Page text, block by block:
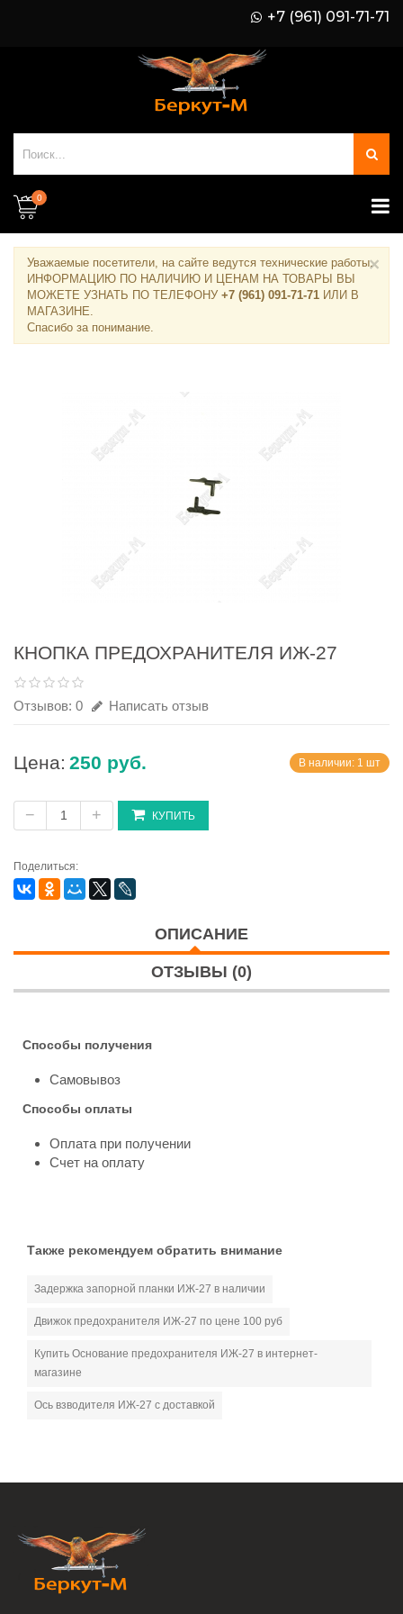
+7 (961) 091-71-71
0
Уважаемые посетители, на сайте ведутся технические работы.
ИНФОРМАЦИЮ ПО НАЛИЧИЮ И ЦЕНАМ НА ТОВАРЫ ВЫ
МОЖЕТЕ УЗНАТЬ ПО ТЕЛЕФОНУ +7 (961) 091-71-71 ИЛИ В
МАГАЗИНЕ.
Спасибо за понимание.
×
КНОПКА ПРЕДОХРАНИТЕЛЯ ИЖ-27
Отзывов: 0 Написать отзыв
Цена: 250 руб. В наличии: 1 шт
− + КУПИТЬ
Поделиться:
ОПИСАНИЕ
ОТЗЫВЫ (0)
Способы получения
Самовывоз
Способы оплаты
Оплата при получении
Счет на оплату
Также рекомендуем обратить внимание
Задержка запорной планки ИЖ-27 в наличии
Движок предохранителя ИЖ-27 по цене 100 руб
Купить Основание предохранителя ИЖ-27 в интернет-
магазине
Ось взводителя ИЖ-27 с доставкой